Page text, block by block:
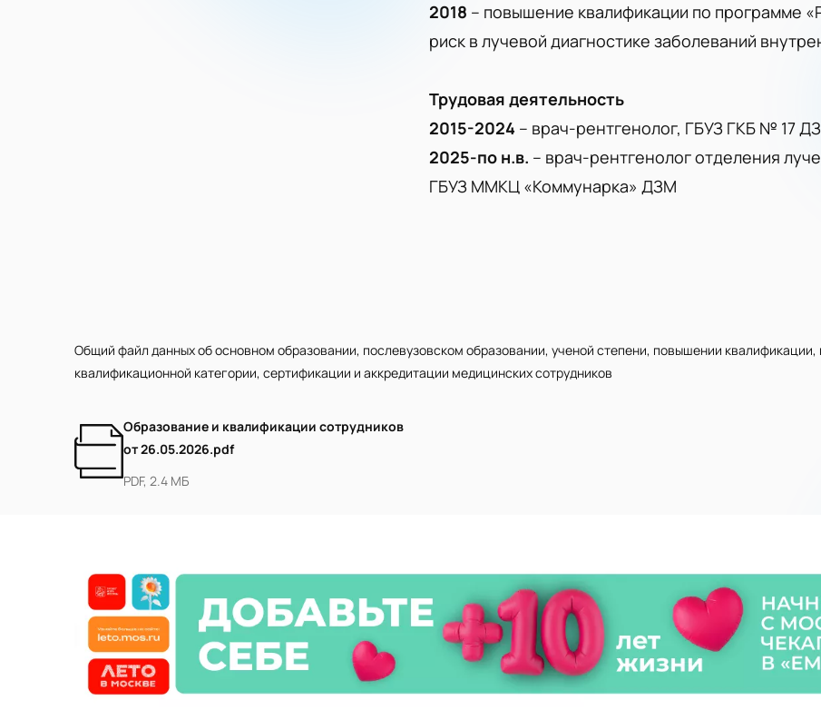
2018 – повышение квалификации по программе
риск в лучевой диагностике заболеваний
Трудовая деятельность
2015-2024 – врач-рентгенолог, ГБУЗ ГКБ № 17
2025-по н.в. – врач-рентгенолог отделения
ГБУЗ ММКЦ «Коммунарка» ДЗМ
Общий файл данных об основном образовании, послевузовском образовании, ученой степени, повышении квалификации,
квалификационной категории, сертификации и аккредитации медицинских сотрудников
Образование и квалификации сотрудников
от 26.05.2026.pdf
PDF, 2.4 МБ